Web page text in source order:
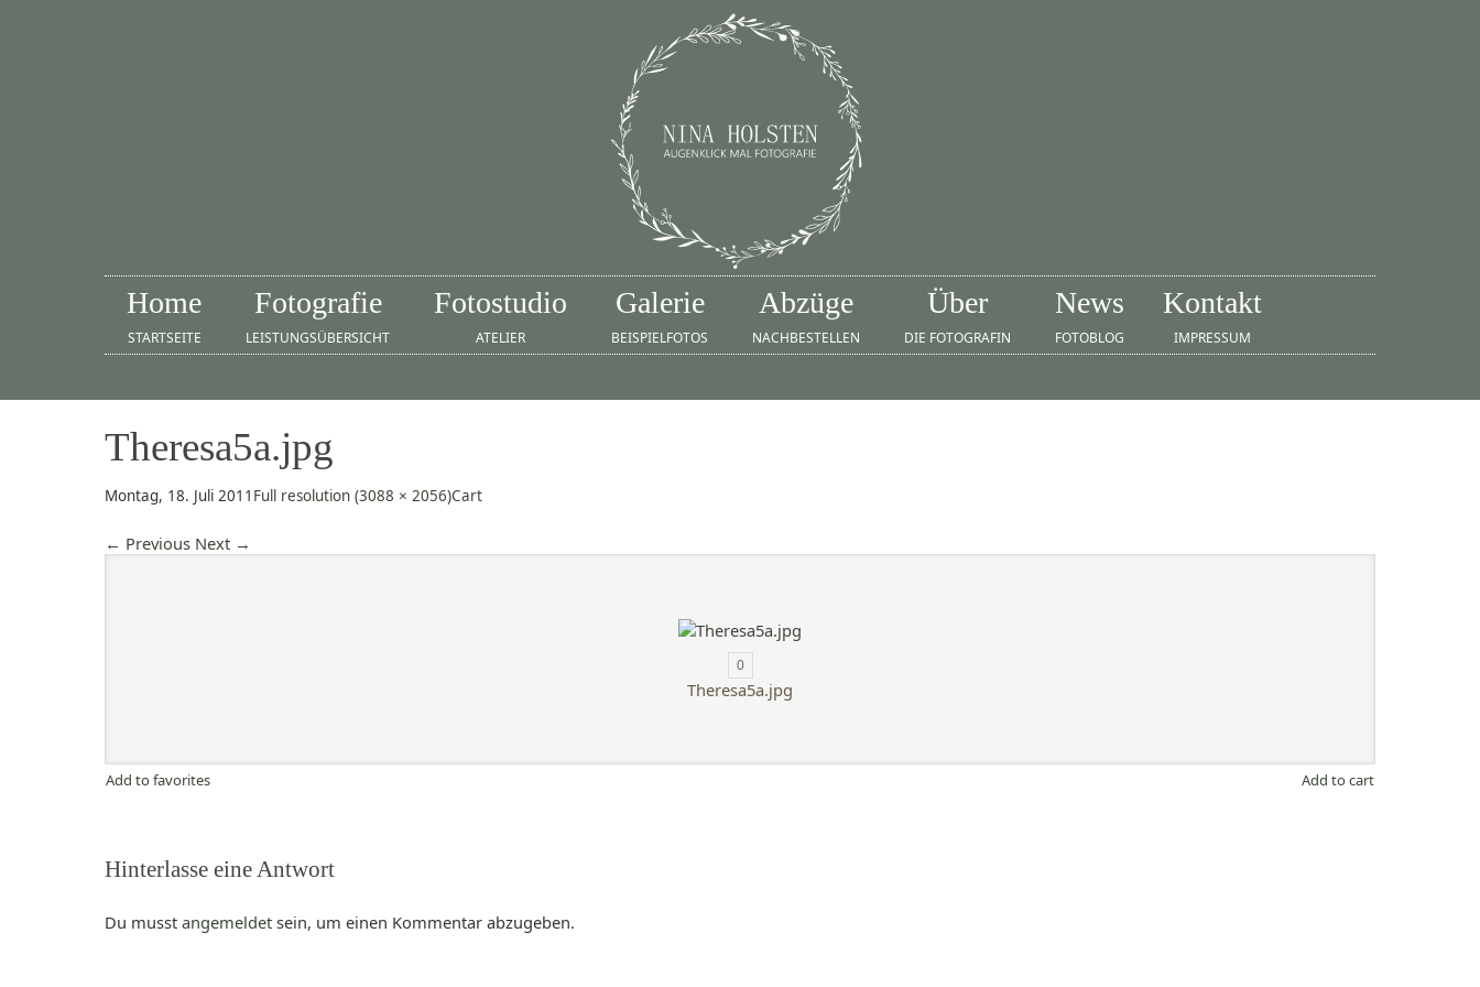
Home
STARTSEITE
Fotografie
LEISTUNGSÜBERSICHT
Fotostudio
ATELIER
Galerie
BEISPIELFOTOS
Abzüge
NACHBESTELLEN
Über
DIE FOTOGRAFIN
News
FOTOBLOG
Kontakt
IMPRESSUM
Theresa5a.jpg
Montag, 18. Juli 2011 Full resolution (3088 × 2056)Cart
← Previous Next →
0
Theresa5a.jpg
Add to favorites Add to cart
Hinterlasse eine Antwort
Du musstangemeldet sein, um einen Kommentar abzugeben.